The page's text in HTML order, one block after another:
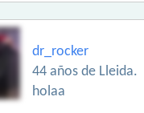
dr_rocker
44 años de Lleida.
holaa